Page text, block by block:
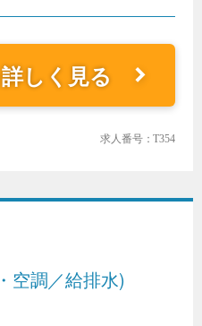
しく見る
求人番号：T354
空調／給排水)